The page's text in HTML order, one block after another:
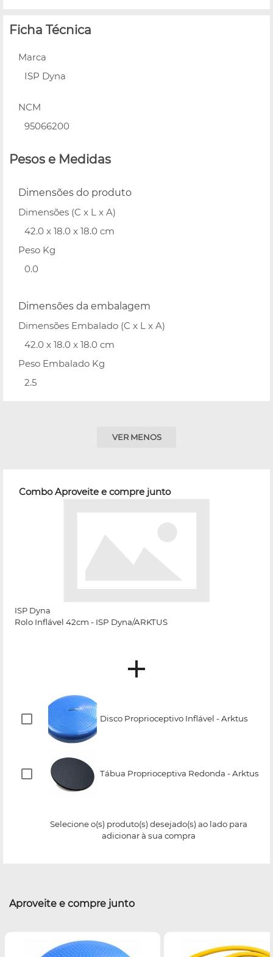
Ficha Técnica
Marca
ISP Dyna
NCM
95066200
Pesos e Medidas
Dimensões do produto
Dimensões (C x L x A)
42.0 x 18.0 x 18.0 cm
Peso Kg
0.0
Dimensões da embalagem
Dimensões Embalado (C x L x A)
42.0 x 18.0 x 18.0 cm
Peso Embalado Kg
2.5
VER MENOS
Combo Aproveite e compre junto
ISP Dyna
Rolo Inflável 42cm - ISP Dyna/ARKTUS
Disco Proprioceptivo Inflável - Arktus
Tábua Proprioceptiva Redonda - Arktus
Selecione o(s) produto(s) desejado(s) ao lado para
adicionar à sua compra
Aproveite e compre junto